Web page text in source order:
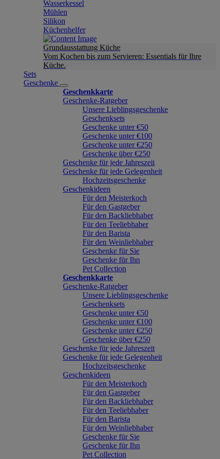
Wasserkessel
Mühlen
Silikon
Küchenhelfer
Grundausstattung Küche
Vom Kochen bis zum Servieren: Essentials für Ihre
Küche.
Sets
Geschenke
Geschenkkarte
Geschenke-Ratgeber
Unsere Lieblingsgeschenke
Geschenksets
Geschenke unter €50
Geschenke unter €100
Geschenke unter €250
Geschenke über €250
Geschenke für jede Jahreszeit
Geschenke für jede Gelegenheit
Hochzeitsgeschenke
Geschenkideen
Für den Meisterkoch
Für den Gastgeber
Für den Backliebhaber
Für den Teeliebhaber
Für den Barista
Für den Weinliebhaber
Geschenke für Sie
Geschenke für Ihn
Pet Collection
Geschenkkarte
Geschenke-Ratgeber
Unsere Lieblingsgeschenke
Geschenksets
Geschenke unter €50
Geschenke unter €100
Geschenke unter €250
Geschenke über €250
Geschenke für jede Jahreszeit
Geschenke für jede Gelegenheit
Hochzeitsgeschenke
Geschenkideen
Für den Meisterkoch
Für den Gastgeber
Für den Backliebhaber
Für den Teeliebhaber
Für den Barista
Für den Weinliebhaber
Geschenke für Sie
Geschenke für Ihn
Pet Collection